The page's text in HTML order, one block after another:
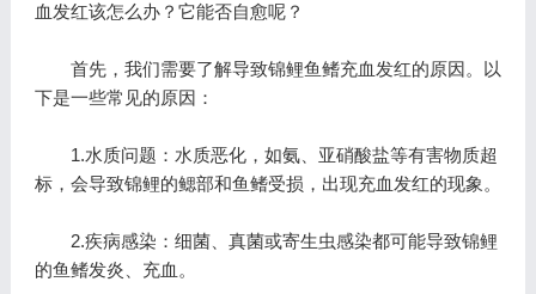
血发红该怎么办？它能否自愈呢？
首先，我们需要了解导致锦鲤鱼鳍充血发红的原因。以
下是一些常见的原因：
1.水质问题：水质恶化，如氨、亚硝酸盐等有害物质超
标，会导致锦鲤的鳃部和鱼鳍受损，出现充血发红的现象。
2.疾病感染：细菌、真菌或寄生虫感染都可能导致锦鲤
的鱼鳍发炎、充血。